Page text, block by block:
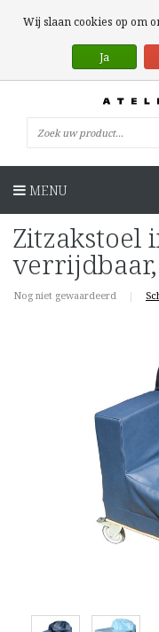
MENU
Zitzakstoel
Nog niet gewaardeerd |
Wij slaan cookies op om
Ja